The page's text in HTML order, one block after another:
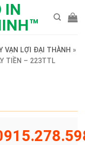
VẠN LỢI ĐẠI THÀNH »
TIỀN – 223TTL